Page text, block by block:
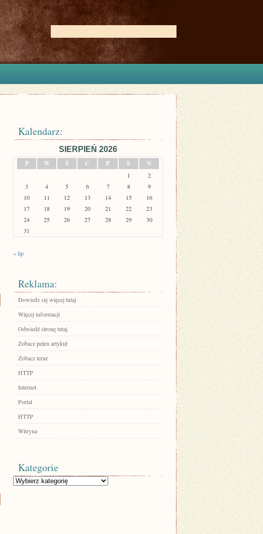
Kalendarz:
SIERPIEŃ 2026
P
W Ś C P S N
1
2
3
4 5 6 7 8
9
10
11 12 13 14 15
16
17
18 19 20 21 22
23
24
25 26 27 28 29
30
31
« lip
Reklama:
Dowiedz się więcej tutaj
Więcej informacji
Odwiedź stronę tutaj
Zobacz pełen artykuł
Zobacz teraz
HTTP
Internet
Portal
HTTP
Witryna
Kategorie
Kategorie